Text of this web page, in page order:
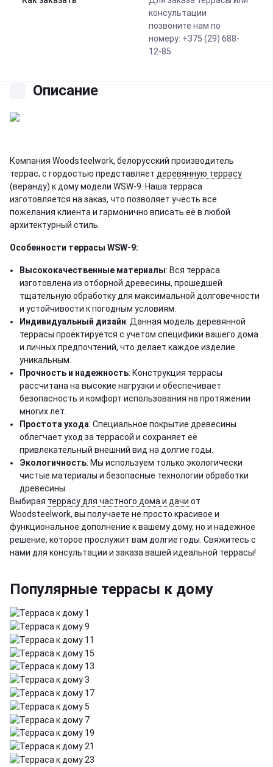
консультации
позвоните нам по
номеру: +375 (29) 688-
12-85
Описание
Компания Woodsteelwork, белорусский производитель
террас, с гордостью представляет деревянную террасу
(веранду) к дому модели WSW-9. Наша терраса
изготовляется на заказ, что позволяет учесть все
пожелания клиента и гармонично вписать её в любой
архитектурный стиль.
Особенности террасы WSW-9:
Высококачественные материалы: Вся терраса
изготовлена из отборной древесины, прошедшей
тщательную обработку для максимальной долговечности
и устойчивости к погодным условиям.
Индивидуальный дизайн: Данная модель деревянной
террасы проектируется с учетом специфики вашего дома
и личных предпочтений, что делает каждое изделие
уникальным.
Прочность и надежность: Конструкция террасы
рассчитана на высокие нагрузки и обеспечивает
безопасность и комфорт использования на протяжении
многих лет.
Простота ухода: Специальное покрытие древесины
облегчает уход за террасой и сохраняет её
привлекательный внешний вид на долгие годы.
Экологичность: Мы используем только экологически
чистые материалы и безопасные технологии обработки
древесины.
Выбирая террасу для частного дома и дачи от
Woodsteelwork, вы получаете не просто красивое и
функциональное дополнение к вашему дому, но и надежное
решение, которое прослужит вам долгие годы. Свяжитесь с
нами для консультации и заказа вашей идеальной террасы!
Популярные террасы к дому